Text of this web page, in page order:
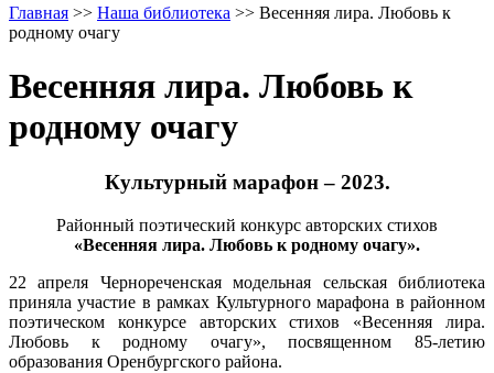
Главная >> Наша библиотека >> Весенняя лира. Любовь к
родному очагу
Весенняя лира. Любовь к
родному очагу
Культурный марафон – 2023.
Районный поэтический конкурс авторских стихов
«Весенняя лира. Любовь к родному очагу».
22 апреля Чернореченская модельная сельская библиотека
приняла участие в рамках Культурного марафона в районном
поэтическом конкурсе авторских стихов «Весенняя лира.
Любовь к родному очагу», посвященном 85-летию
образования Оренбургского района.